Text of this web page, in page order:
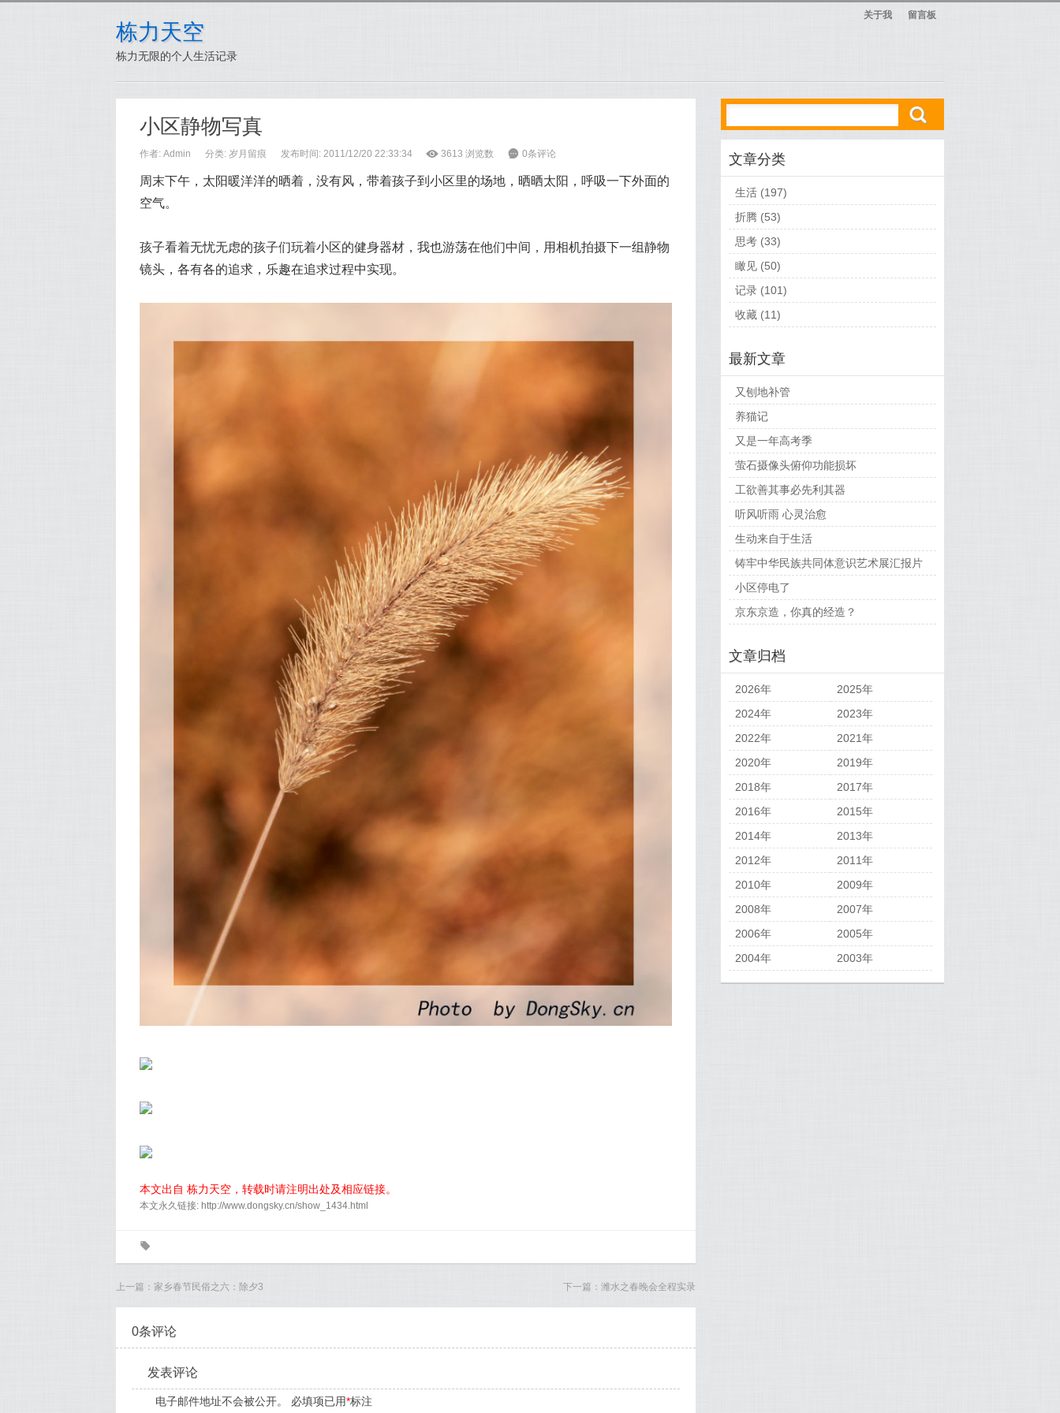
栋力天空
栋力无限的个人生活记录
关于我 留言板
小区静物写真
作者: Admin 分类: 岁月留痕 发布时间: 2011/12/20 22:33:34 ė 3613 浏览数 6 0条评论
周末下午，太阳暖洋洋的晒着，没有风，带着孩子到小区里的场地，晒晒太阳，呼吸一下外面的
空气。
孩子看着无忧无虑的孩子们玩着小区的健身器材，我也游荡在他们中间，用相机拍摄下一组静物
镜头，各有各的追求，乐趣在追求过程中实现。
本文出自 栋力天空，转载时请注明出处及相应链接。
本文永久链接: http://www.dongsky.cn/show_1434.html
0
上一篇： 家乡春节民俗之六：除夕3 下一篇： 潍水之春晚会全程实录
0条评论
发表评论
电子邮件地址不会被公开。 必填项已用*标注
ő
文章分类
生活(197)
折腾(53)
思考(33)
瞰见(50)
记录(101)
收藏(11)
最新文章
又刨地补管
养猫记
又是一年高考季
萤石摄像头俯仰功能损坏
工欲善其事必先利其器
听风听雨 心灵治愈
生动来自于生活
铸牢中华民族共同体意识艺术展汇报片
小区停电了
京东京造，你真的经造？
文章归档
2026年
2025年
2024年
2023年
2022年
2021年
2020年
2019年
2018年
2017年
2016年
2015年
2014年
2013年
2012年
2011年
2010年
2009年
2008年
2007年
2006年
2005年
2004年
2003年